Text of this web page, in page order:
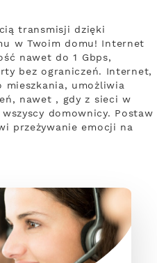
transmisji dzięki
w Twoim domu! Internet
nawet do 1 Gbps,
bez ograniczeń. Internet,
mieszkania, umożliwia
nawet , gdy z sieci w
domownicy. Postaw
przeżywanie emocji na